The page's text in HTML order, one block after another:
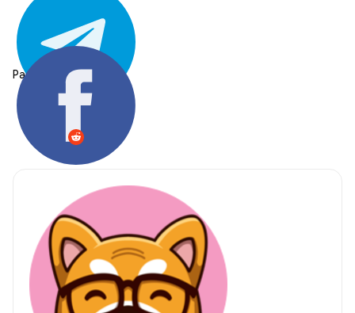
Partager: